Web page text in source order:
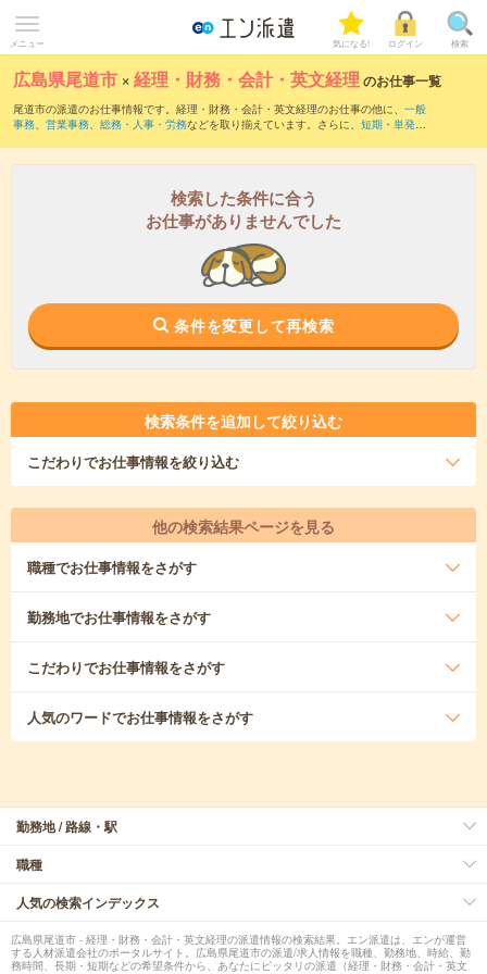
メニュー 気になる! ログイン 検索
広島県尾道市 ×経理・財務・会計・英文経理 のお仕事一覧
尾道市の派遣のお仕事情報です。経理・財務・会計・英文経理のお仕事の他に、 一般
事務、 営業事務、 総務・人事・労務などを取り揃えています。さらに、 短期 ・ 単発な
検索した条件に合う
お仕事がありませんでした
条件を変更して再検索
検索条件を追加して絞り込む
こだわりでお仕事情報を絞り込む
他の検索結果ページを見る
職種でお仕事情報をさがす
勤務地でお仕事情報をさがす
こだわりでお仕事情報をさがす
人気のワードでお仕事情報をさがす
勤務地 / 路線・駅
職種
人気の検索インデックス
広島県尾道市 - 経理・財務・会計・英文経理の派遣情報の検索結果。エン派遣は、エンが運営
する人材派遣会社のポータルサイト。広島県尾道市の派遣/求人情報を職種、勤務地、時給、勤
務時間、長期・短期などの希望条件から、あなたにピッタリの派遣（経理・財務・会計・英文